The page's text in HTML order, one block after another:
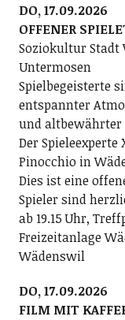
DO, 17.09.2026
OFFENER
Soziokultur
Untermosen
Spielbegeisterte
entspannter
und altbewährter
Der
Pinocchio in
Dies ist eine
Spieler sind
ab 19.15 Uhr,
Freizeitanlage
Wädenswil
DO, 17.09.2026
FILM MIT